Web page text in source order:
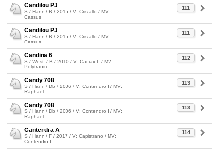
111
Candilou PJ
S / Hann / B / 2015 / V: Cristallo / MV:
Cassus
111
Candilou PJ
S / Hann / B / 2015 / V: Cristallo / MV:
Cassus
112
Candina 6
S / Westf / B / 2010 / V: Camax L / MV:
Polytraum
113
Candy 708
S / Hann / Db / 2006 / V: Contendro I / MV:
Raphael
113
Candy 708
S / Hann / Db / 2006 / V: Contendro I / MV:
Raphael
114
Cantendra A
S / Hann / F / 2017 / V: Capistrano / MV:
Contendro I